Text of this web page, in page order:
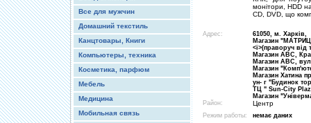
Все для мужчин
Домашний текстиль
Канцтовары, Книги
Компьютеры, техника
Косметика, парфюм
Мебель
Медицина
Мобильная связь
монітори, HDD
CD, DVD, що
Адрес:
61050, м. Харків,
Магазин
<і>(праворуч від
Магазин ABC,
Магазин ABC,
Магазин
Магазин Хатина
ун- г "Будинок
ТЦ " Sun-City
Магазин
Район:
Центр
Режим работы:
немає даних